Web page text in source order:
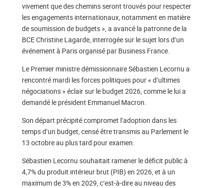
vivement que des chemins seront trouvés pour respecter
les engagements internationaux, notamment en matière
de soumission de budgets », a avancé la patronne de la
BCE Christine Lagarde, interrogée sur le sujet lors d’un
événement à Paris organisé par Business France.
Le Premier ministre démissionnaire Sébastien Lecornu a
rencontré mardi les forces politiques pour « d’ultimes
négociations » éclair sur le budget 2026, comme le lui a
demandé le président Emmanuel Macron.
Son départ précipité compromet l’adoption dans les
temps d’un budget, censé être transmis au Parlement le
13 octobre au plus tard pour examen.
Sébastien Lecornu souhaitait ramener le déficit public à
4,7% du produit intérieur brut (PIB) en 2026, et à un
maximum de 3% en 2029, c’est-à-dire au niveau des